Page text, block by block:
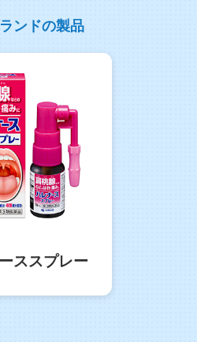
ンドの製品
ススプレー